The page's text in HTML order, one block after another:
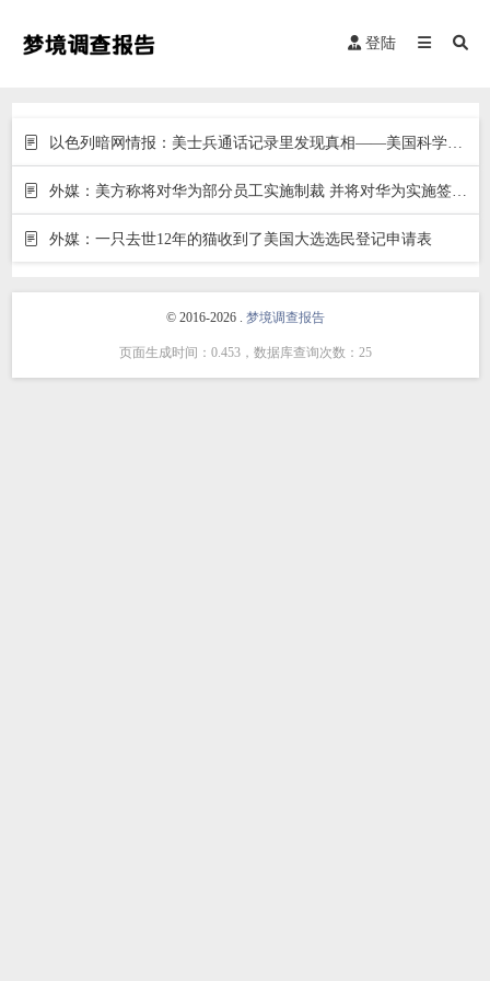
登陆
以色列暗网情报：美士兵通话记录里发现真相——美国科学家研究并泄漏了新冠病毒
外媒：美方称将对华为部分员工实施制裁 并将对华为实施签证限制
外媒：一只去世12年的猫收到了美国大选选民登记申请表
© 2016-2026 . 梦境调查报告
页面生成时间：0.453，数据库查询次数：25